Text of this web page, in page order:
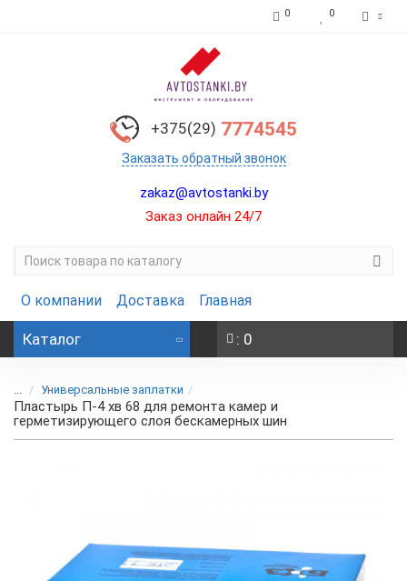
0 0
+375(29) 7774545
Заказать обратный звонок
zakaz@avtostanki.by
Заказ онлайн 24/7
О компании Доставка Главная
Каталог : 0
... Универсальные заплатки
Пластырь П-4 хв 68 для ремонта камер и
герметизирующего слоя бескамерных шин